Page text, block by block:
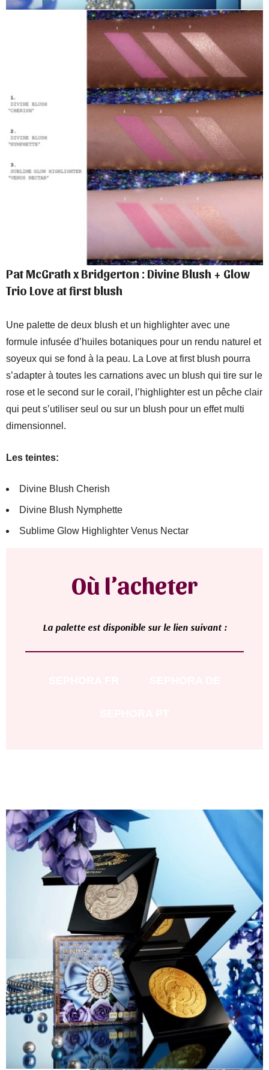
Pat McGrath x Bridgerton : Divine Blush + Glow
Trio Love at first blush
Une palette de deux blush et un highlighter avec une
formule infusée d’huiles botaniques pour un rendu naturel et
soyeux qui se fond à la peau. La Love at first blush pourra
s’adapter à toutes les carnations avec un blush qui tire sur le
rose et le second sur le corail, l’highlighter est un pêche clair
qui peut s’utiliser seul ou sur un blush pour un effet multi
dimensionnel.
Les teintes:
Divine Blush Cherish
Divine Blush Nymphette
Sublime Glow Highlighter Venus Nectar
Où l’acheter
La palette est disponible sur le lien suivant :